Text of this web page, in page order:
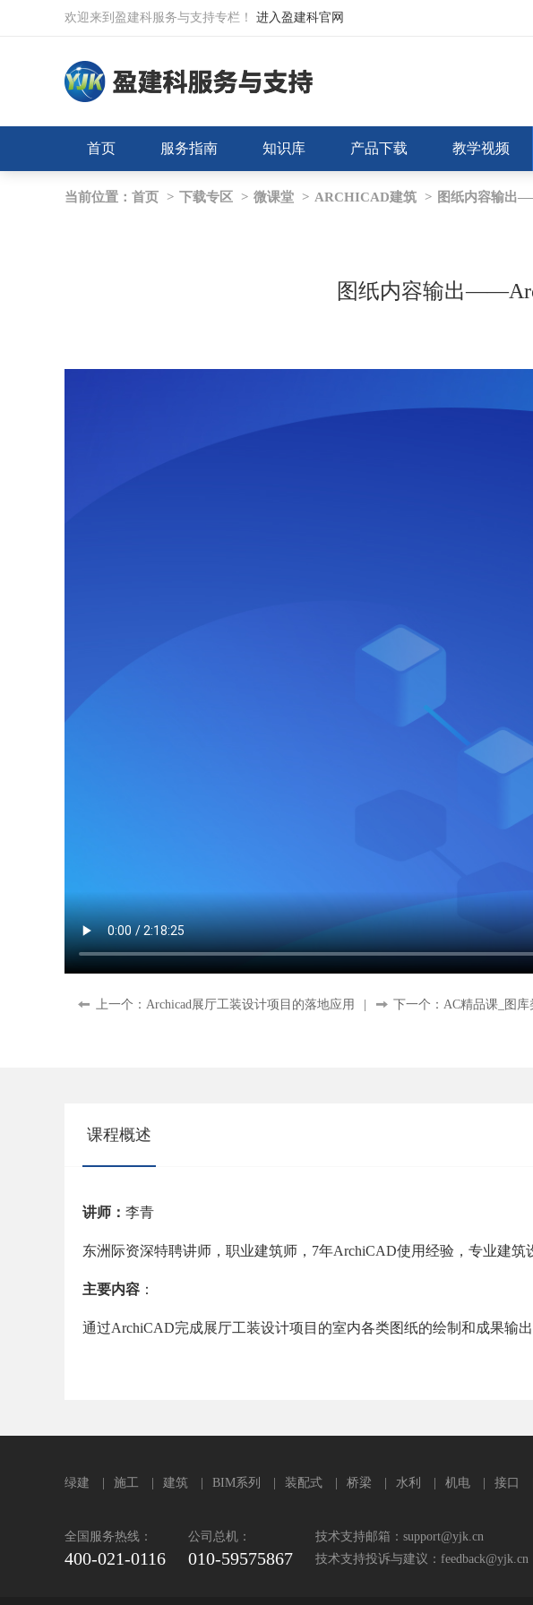
欢迎来到盈建科服务与支持专栏！ 进入盈建科官网
首页 服务指南 知识库 产品下载 教学视频
当前位置： 首页 > 下载专区 > 微课堂 > ARCHICAD建筑 > 图纸内容输出
图纸内容输出
上一个：Archicad展厅工装设计项目的落地应用 下一个：AC精品课_图
课程概述
讲师： 李青
东洲际资深特聘讲师，职业建筑师，7年ArchiCAD使用经验，专业建筑
主要内容 ：
通过ArchiCAD完成展厅工装设计项目的室内各类图纸的绘制和成果输出
绿建 施工 建筑 BIM系列 装配式 桥梁 水利 机电 接口
全国服务热线：
400-021-0116
公司总机：
010-59575867
技术支持邮箱：support@yjk.cn
技术支持投诉与建议：feedback@yjk.cn